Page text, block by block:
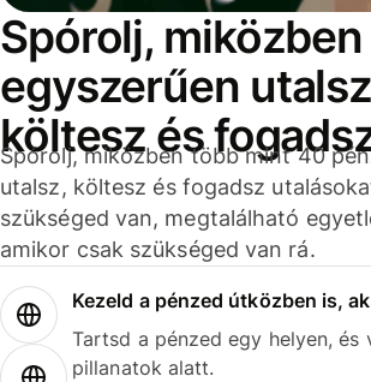
Spórolj, miközben
egyszerűen
költesz és
Spórolj, miközben több mint 40
utalsz, költesz és fogadsz
szükséged van, megtalálható
amikor csak szükséged van rá.
Kezeld a pénzed útközben is,
Tartsd a pénzed egy helyen, és
pillanatok alatt.